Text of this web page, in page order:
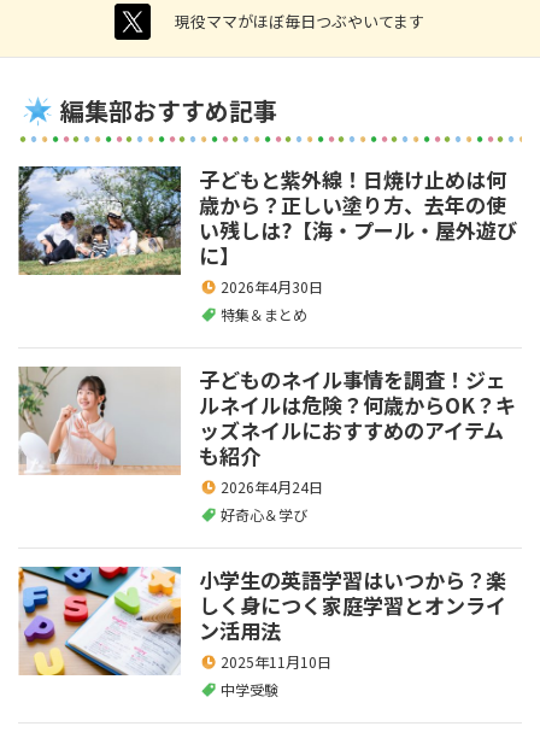
twitter 現役ママがほぼ毎日つぶやいてます
編集部おすすめ記事
子どもと紫外線！日焼け止めは何
歳から？正しい塗り方、去年の使
い残しは?【海・プール・屋外遊び
に】
2026年4月30日
特集＆まとめ
子どものネイル事情を調査！ジェ
ルネイルは危険？何歳からOK？キ
ッズネイルにおすすめのアイテム
も紹介
2026年4月24日
好奇心＆学び
小学生の英語学習はいつから？楽
しく身につく家庭学習とオンライ
ン活用法
2025年11月10日
中学受験